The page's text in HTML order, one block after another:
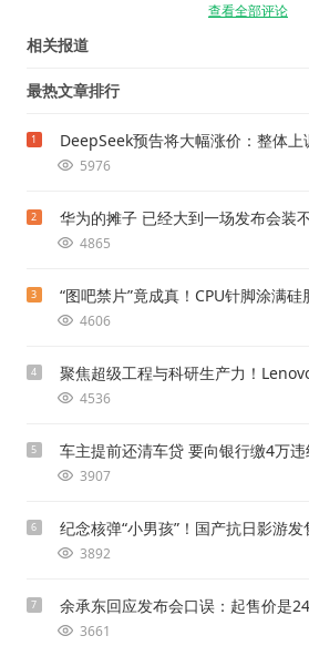
查看全部评论
相关报道
最热文章排行
1 DeepSeek预告将大幅涨价：整体上
5976
2 华为的摊子 已经大到一场发布会装
4865
3 “图吧禁片”竟成真！CPU针脚涂满
4606
4 聚焦超级工程与科研生产力！
4536
5 车主提前还清车贷 要向银行缴4万
3907
6 纪念核弹“小男孩”！国产抗日影游
3892
7 余承东回应发布会口误：起售价是
3661